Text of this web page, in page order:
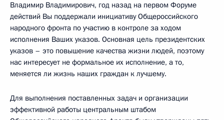
Владимир Владимирович, год назад на первом Форуме
действий Вы поддержали инициативу Общероссийского
народного фронта по участию в контроле за ходом
исполнения Ваших указов. Основная цель президентских
указов – это повышение качества жизни людей, поэтому
нас интересует не формальное их исполнение, а то,
меняется ли жизнь наших граждан к лучшему.
Для выполнения поставленных задач и организации
эффективной работы центральным штабом